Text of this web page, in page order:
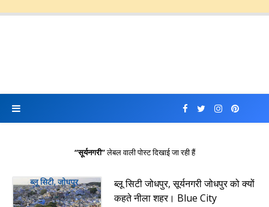
सूर्यनगरी लेबल वाली पोस्ट दिखाई जा रही हैं
ब्लू सिटी जोधपुर, सूर्यनगरी जोधपुर को क्यों
कहते नीला शहर। Blue City